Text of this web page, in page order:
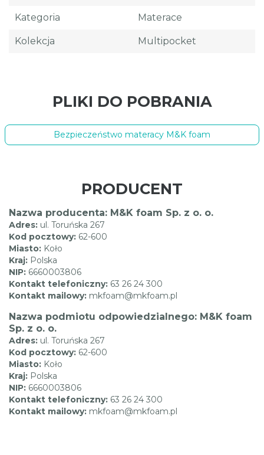
Kategoria Materace
Kolekcja Multipocket
PLIKI DO POBRANIA
Bezpieczeństwo materacy M&K foam
PRODUCENT
Nazwa producenta: M&K foam Sp. z o. o.
Adres: ul. Toruńska 267
Kod pocztowy: 62-600
Miasto: Koło
Kraj: Polska
NIP: 6660003806
Kontakt telefoniczny: 63 26 24 300
Kontakt mailowy: mkfoam@mkfoam.pl
Nazwa podmiotu odpowiedzialnego: M&K foam
Sp. z o. o.
Adres: ul. Toruńska 267
Kod pocztowy: 62-600
Miasto: Koło
Kraj: Polska
NIP: 6660003806
Kontakt telefoniczny: 63 26 24 300
Kontakt mailowy: mkfoam@mkfoam.pl